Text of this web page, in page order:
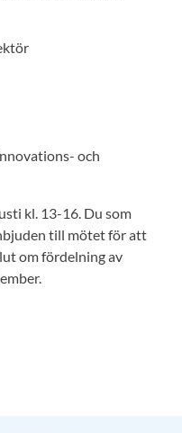
och
kl. 13-16. Du som
till mötet för att
om fördelning av